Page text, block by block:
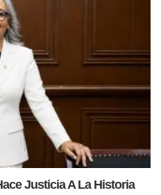
Justicia A La Historia